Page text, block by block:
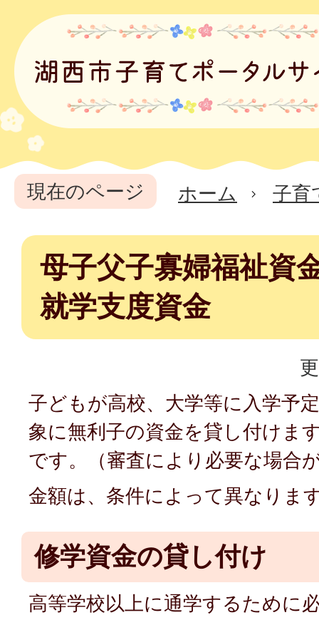
現在のページ ホーム 子育
母子父子寡婦福祉資
就学支度資金
子どもが高校、大学等に入学予
象に無利子の資金を貸し付けま
です。（審査により必要な場合
金額は、条件によって異なりま
修学資金の貸し付け
高等学校以上に通学するために